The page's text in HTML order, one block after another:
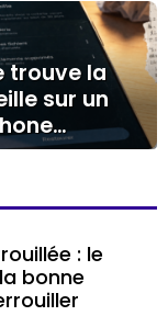
trouve la
sur un
?
Files by
: le
bonne